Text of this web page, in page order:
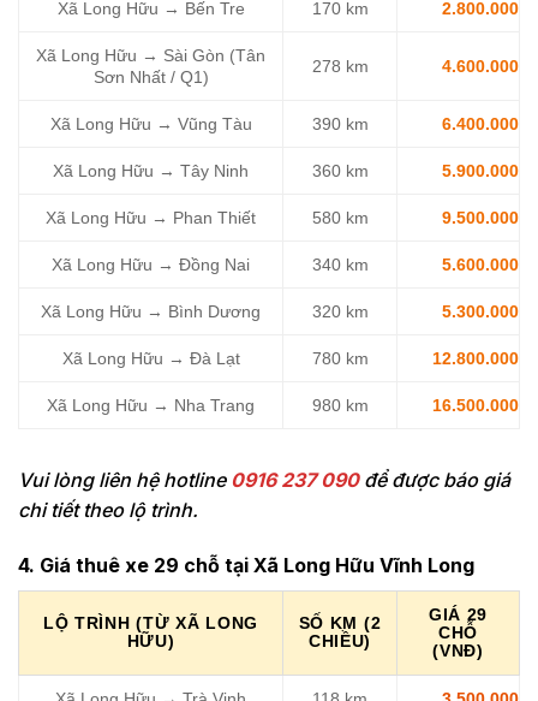
Xã Long Hữu → Bến Tre 170 km 2.800.000
Xã Long Hữu → Sài Gòn (Tân
Sơn Nhất / Q1)
278 km 4.600.000
Xã Long Hữu → Vũng Tàu 390 km 6.400.000
Xã Long Hữu → Tây Ninh 360 km 5.900.000
Xã Long Hữu → Phan Thiết 580 km 9.500.000
Xã Long Hữu → Đồng Nai 340 km 5.600.000
Xã Long Hữu → Bình Dương 320 km 5.300.000
Xã Long Hữu → Đà Lạt 780 km 12.800.000
Xã Long Hữu → Nha Trang 980 km 16.500.000
Vui lòng liên hệ hotline 0916 237 090để được báo giá
chi tiết theo lộ trình.
4. Giá thuê xe 29 chỗ tại Xã Long Hữu Vĩnh Long
LỘ TRÌNH (TỪ XÃ LONG
HỮU)
SỐ KM (2
CHIỀU)
GIÁ 29
CHỖ
(VNĐ)